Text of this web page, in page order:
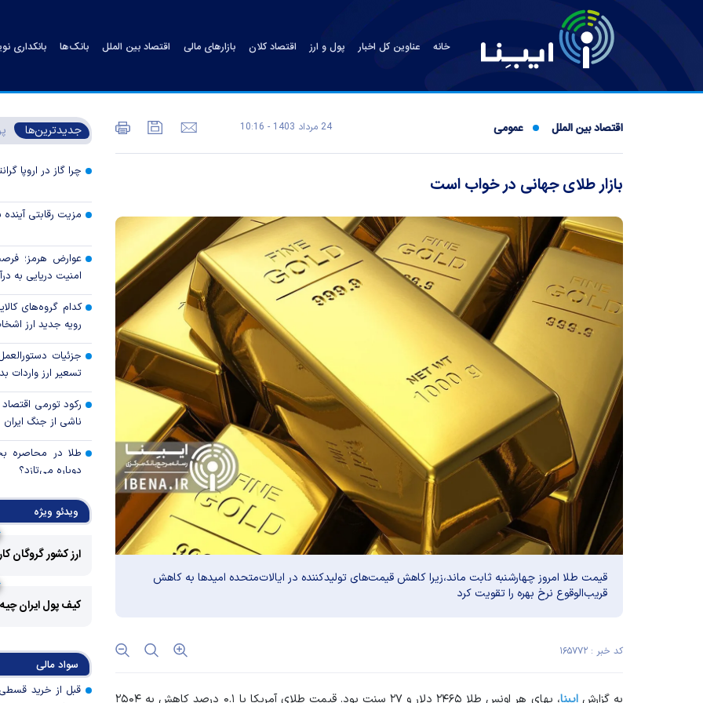
خانه عناوین کل اخبار پول و ارز اقتصاد کلان بازارهای مالی اقتصاد بین الملل بانک‌ها بانکداری
اقتصاد بین الملل عمومی 24 مرداد 1403 - 10:16
بازار طلای جهانی در خواب است
قیمت طلا امروز چهارشنبه ثابت ماند،زیرا کاهش قیمت‌های تولیدکننده در ایالات‌متحده امید‌ها به کاهش
قریب‌الوقوع نرخ بهره را تقویت کرد
کد خبر : ۱۶۵۷۷۲
به گزارشایبنا
، بهای هر اونس طلا ۲۴۶۵ دلار و ۲۷ سنت بود. قیمت طلای آمریکا با ۰.۱ درصد کاهش به ۲۵۰۴
جدیدترین‌ها
چرا گاز در اروپا
مزیت رقابتی
عوارض هرمز؛
امنیت دریایی به
کدام گروه‌های
رویه جدید ارز
جزئیات
تسعیر ارز واردات
رکود تورمی
ناشی از جنگ ایران
طلا در محاصره
دوباره می‌تازد؟
بدون اصلاحات
ممکن نیست
بانک تجارت،
خدمات چک در
امن و یکپارچه
آمادگی ایران
صنعتی پروژه‌محور
تهاتر
ویدئو ویژه
ارز کشور گروگان
کیف پول ایران
سواد مالی